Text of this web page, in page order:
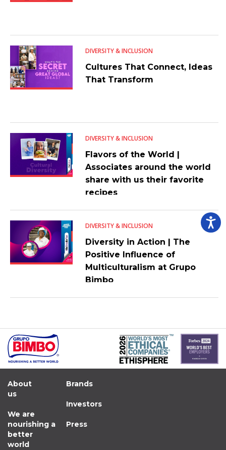
DIVERSITY & INCLUSION
Cultures That Connect, Ideas
That Transform
DIVERSITY & INCLUSION
Flavors of the World |
Associates around the world
share with us their favorite
recipes
DIVERSITY & INCLUSION
Diversity in Action | The
Positive Influence of
Multiculturalism at Grupo
Bimbo
About
us
We are
nourishing a
better
world
Brands
Investors
Press